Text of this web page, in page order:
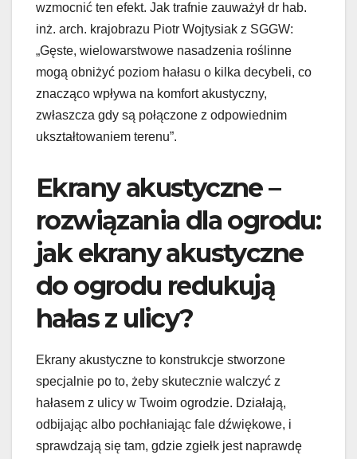
wzmocnić ten efekt. Jak trafnie zauważył dr hab.
inż. arch. krajobrazu Piotr Wojtysiak z SGGW:
„Gęste, wielowarstwowe nasadzenia roślinne
mogą obniżyć poziom hałasu o kilka decybeli, co
znacząco wpływa na komfort akustyczny,
zwłaszcza gdy są połączone z odpowiednim
ukształtowaniem terenu”.
Ekrany akustyczne –
rozwiązania dla ogrodu:
jak ekrany akustyczne
do ogrodu redukują
hałas z ulicy?
Ekrany akustyczne to konstrukcje stworzone
specjalnie po to, żeby skutecznie walczyć z
hałasem z ulicy w Twoim ogrodzie. Działają,
odbijając albo pochłaniając fale dźwiękowe, i
sprawdzają się tam, gdzie zgiełk jest naprawdę